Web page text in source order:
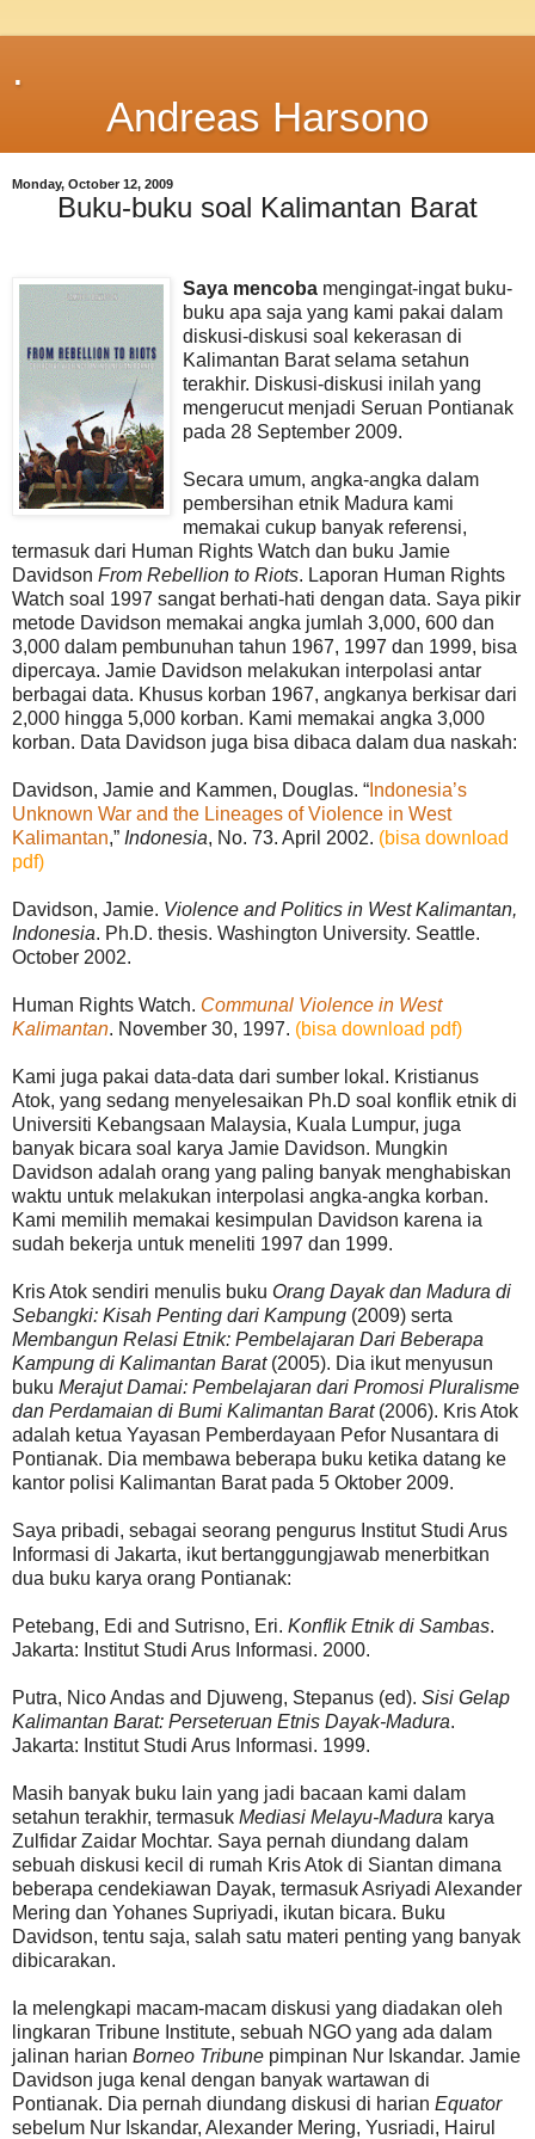
.
Andreas Harsono
Monday, October 12, 2009
Buku-buku soal Kalimantan Barat
Saya mencoba mengingat-ingat buku-
buku apa saja yang kami pakai dalam
diskusi-diskusi soal kekerasan di
Kalimantan Barat selama setahun
terakhir. Diskusi-diskusi inilah yang
mengerucut menjadi Seruan Pontianak
pada 28 September 2009.
Secara umum, angka-angka dalam
pembersihan etnik Madura kami
memakai cukup banyak referensi,
termasuk dari Human Rights Watch dan buku Jamie
Davidson From Rebellion to Riots. Laporan Human Rights
Watch soal 1997 sangat berhati-hati dengan data. Saya pikir
metode Davidson memakai angka jumlah 3,000, 600 dan
3,000 dalam pembunuhan tahun 1967, 1997 dan 1999, bisa
dipercaya. Jamie Davidson melakukan interpolasi antar
berbagai data. Khusus korban 1967, angkanya berkisar dari
2,000 hingga 5,000 korban. Kami memakai angka 3,000
korban. Data Davidson juga bisa dibaca dalam dua naskah:
Davidson, Jamie and Kammen, Douglas. “ Indonesia’s
Unknown War and the Lineages of Violence in West
Kalimantan,” Indonesia, No. 73. April 2002. (bisa download
pdf)
Davidson, Jamie. Violence and Politics in West Kalimantan,
Indonesia. Ph.D. thesis. Washington University. Seattle.
October 2002.
Human Rights Watch. Communal Violence in West
Kalimantan. November 30, 1997. (bisa download pdf)
Kami juga pakai data-data dari sumber lokal. Kristianus
Atok, yang sedang menyelesaikan Ph.D soal konflik etnik di
Universiti Kebangsaan Malaysia, Kuala Lumpur, juga
banyak bicara soal karya Jamie Davidson. Mungkin
Davidson adalah orang yang paling banyak menghabiskan
waktu untuk melakukan interpolasi angka-angka korban.
Kami memilih memakai kesimpulan Davidson karena ia
sudah bekerja untuk meneliti 1997 dan 1999.
Kris Atok sendiri menulis buku Orang Dayak dan Madura di
Sebangki: Kisah Penting dari Kampung (2009) serta
Membangun Relasi Etnik: Pembelajaran Dari Beberapa
Kampung di Kalimantan Barat(2005). Dia ikut menyusun
buku Merajut Damai: Pembelajaran dari Promosi Pluralisme
dan Perdamaian di Bumi Kalimantan Barat(2006). Kris Atok
adalah ketua Yayasan Pemberdayaan Pefor Nusantara di
Pontianak. Dia membawa beberapa buku ketika datang ke
kantor polisi Kalimantan Barat pada 5 Oktober 2009.
Saya pribadi, sebagai seorang pengurus Institut Studi Arus
Informasi di Jakarta, ikut bertanggungjawab menerbitkan
dua buku karya orang Pontianak:
Petebang, Edi and Sutrisno, Eri. Konflik Etnik di Sambas.
Jakarta: Institut Studi Arus Informasi. 2000.
Putra, Nico Andas and Djuweng, Stepanus (ed). Sisi Gelap
Kalimantan Barat: Perseteruan Etnis Dayak-Madura.
Jakarta: Institut Studi Arus Informasi. 1999.
Masih banyak buku lain yang jadi bacaan kami dalam
setahun terakhir, termasuk Mediasi Melayu-Madura karya
Zulfidar Zaidar Mochtar. Saya pernah diundang dalam
sebuah diskusi kecil di rumah Kris Atok di Siantan dimana
beberapa cendekiawan Dayak, termasuk Asriyadi Alexander
Mering dan Yohanes Supriyadi, ikutan bicara. Buku
Davidson, tentu saja, salah satu materi penting yang banyak
dibicarakan.
Ia melengkapi macam-macam diskusi yang diadakan oleh
lingkaran Tribune Institute, sebuah NGO yang ada dalam
jalinan harian Borneo Tribune pimpinan Nur Iskandar. Jamie
Davidson juga kenal dengan banyak wartawan di
Pontianak. Dia pernah diundang diskusi di harian Equator
sebelum Nur Iskandar, Alexander Mering, Yusriadi, Hairul